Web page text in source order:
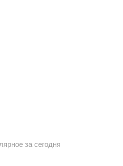
за сегодня